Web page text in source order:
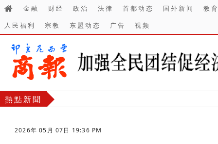
金融 财经 政治 法律 首都动态 国外新闻
教
人民福利
宗教 东盟动态 广告 视频
熱點新聞
2026年 05月 07日 19:36 PM